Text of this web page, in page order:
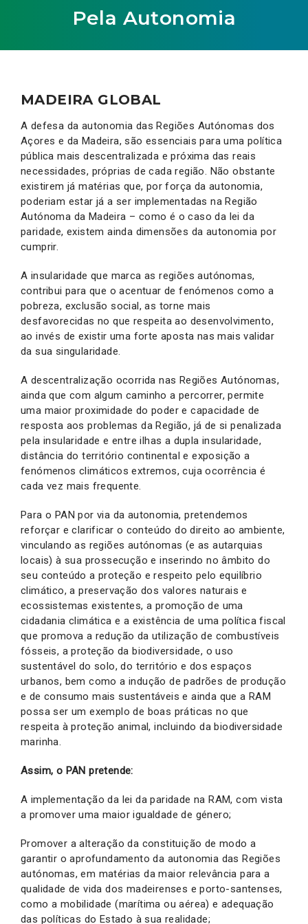
Pela Autonomia
MADEIRA GLOBAL
A defesa da autonomia das Regiões Autónomas dos
Açores e da Madeira, são essenciais para uma política
pública mais descentralizada e próxima das reais
necessidades, próprias de cada região. Não obstante
existirem já matérias que, por força da autonomia,
poderiam estar já a ser implementadas na Região
Autónoma da Madeira – como é o caso da lei da
paridade, existem ainda dimensões da autonomia por
cumprir.
A insularidade que marca as regiões autónomas,
contribui para que o acentuar de fenómenos como a
pobreza, exclusão social, as torne mais
desfavorecidas no que respeita ao desenvolvimento,
ao invés de existir uma forte aposta nas mais validar
da sua singularidade.
A descentralização ocorrida nas Regiões Autónomas,
ainda que com algum caminho a percorrer, permite
uma maior proximidade do poder e capacidade de
resposta aos problemas da Região, já de si penalizada
pela insularidade e entre ilhas a dupla insularidade,
distância do território continental e exposição a
fenómenos climáticos extremos, cuja ocorrência é
cada vez mais frequente.
Para o PAN por via da autonomia, pretendemos
reforçar e clarificar o conteúdo do direito ao ambiente,
vinculando as regiões autónomas (e as autarquias
locais) à sua prossecução e inserindo no âmbito do
seu conteúdo a proteção e respeito pelo equilíbrio
climático, a preservação dos valores naturais e
ecossistemas existentes, a promoção de uma
cidadania climática e a existência de uma política fiscal
que promova a redução da utilização de combustíveis
fósseis, a proteção da biodiversidade, o uso
sustentável do solo, do território e dos espaços
urbanos, bem como a indução de padrões de produção
e de consumo mais sustentáveis e ainda que a RAM
possa ser um exemplo de boas práticas no que
respeita à proteção animal, incluindo da biodiversidade
marinha.
Assim, o PAN pretende:
A implementação da lei da paridade na RAM, com vista
a promover uma maior igualdade de género;
Promover a alteração da constituição de modo a
garantir o aprofundamento da autonomia das Regiões
autónomas, em matérias da maior relevância para a
qualidade de vida dos madeirenses e porto-santenses,
como a mobilidade (marítima ou aérea) e adequação
das políticas do Estado à sua realidade;